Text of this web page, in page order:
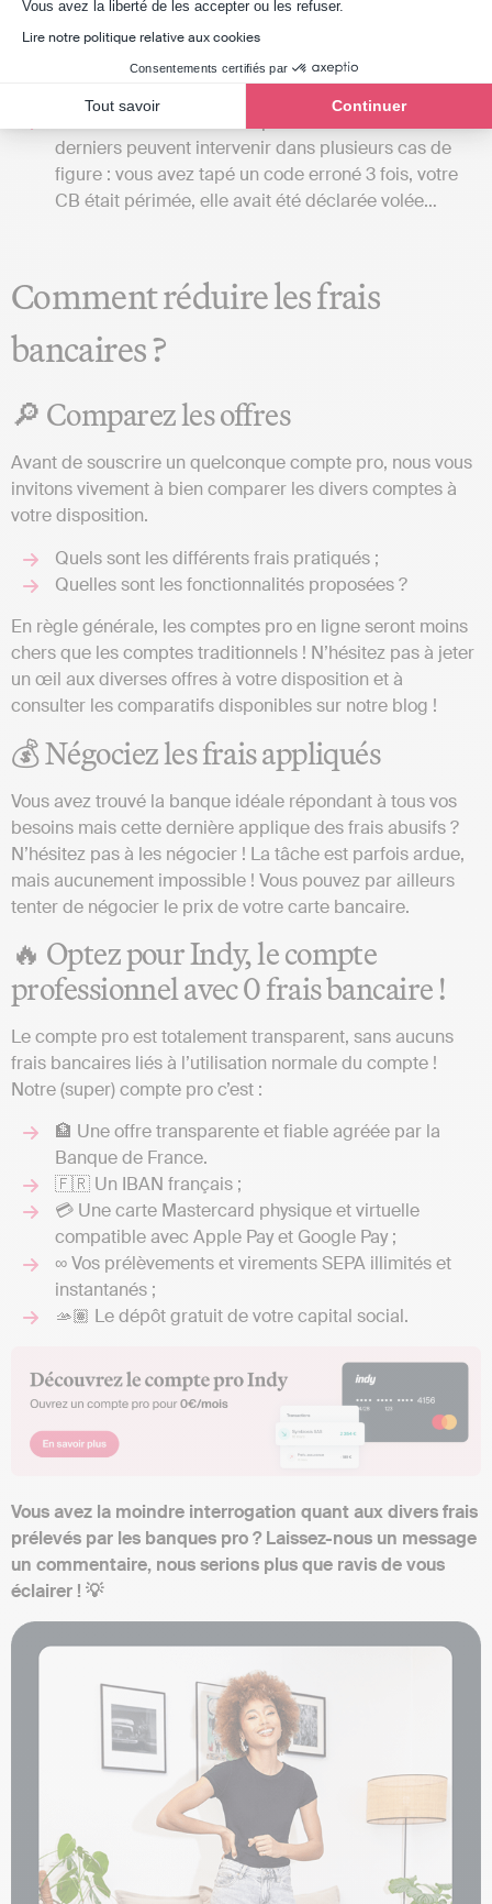
Vous avez la liberté de les accepter ou les refuser.
Lire notre politique relative aux cookies
Consentements certifiés par
Tout savoir Continuer
Aux frais de modification du plafond de votre carte
bancaire ;
Aux frais de remplacement d’une carte bancaire en
cas de vol ou encore de perte ;
derniers peuvent intervenir dans plusieurs cas de
figure : vous avez tapé un code erroné 3 fois, votre
CB était périmée, elle avait été déclarée volée…
Comment réduire les frais
bancaires ?
🔎 Comparez les offres
Avant de souscrire un quelconque compte pro, nous vous
invitons vivement à bien comparer les divers comptes à
votre disposition.
Quels sont les différents frais pratiqués ;
Quelles sont les fonctionnalités proposées ?
En règle générale, les comptes pro en ligne seront moins
chers que les comptes traditionnels ! N’hésitez pas à jeter
un œil aux diverses offres à votre disposition et à
consulter les comparatifs disponibles sur notre blog !
💰 Négociez les frais appliqués
Vous avez trouvé la banque idéale répondant à tous vos
besoins mais cette dernière applique des frais abusifs ?
N’hésitez pas à les négocier ! La tâche est parfois ardue,
mais aucunement impossible ! Vous pouvez par ailleurs
tenter de négocier le prix de votre carte bancaire.
🔥 Optez pour Indy, le compte
professionnel avec 0 frais bancaire !
Le compte pro est totalement transparent, sans aucuns
frais bancaires liés à l’utilisation normale du compte !
Notre (super) compte pro c’est :
🏦 Une offre transparente et fiable agréée par la
Banque de France.
🇫🇷 Un IBAN français ;
💳 Une carte Mastercard physique et virtuelle
compatible avec Apple Pay et Google Pay ;
∞ Vos prélèvements et virements SEPA illimités et
instantanés ;
🫴🏽 Le dépôt gratuit de votre capital social.
Vous avez la moindre interrogation quant aux divers frais
prélevés par les banques pro ? Laissez-nous un message
un commentaire, nous serions plus que ravis de vous
éclairer ! 💡